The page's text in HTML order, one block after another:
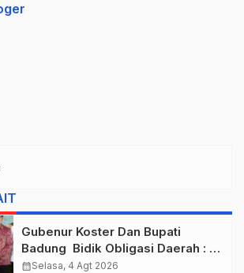
Gubenur Koster Dan Bupati
Badung Bidik Obligasi Daerah :
Gaspol Bangun Infrastruktur
calendar_monthSelasa, 4 Agt 2026